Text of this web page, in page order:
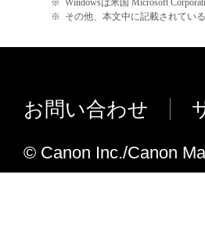
応しました。
スキャナー選択
た。
メッセージを追
※ Windowsは米国 Microsoft
※ その他、本文中に記載されてい
お問い合わせ
© Canon Inc./Canon